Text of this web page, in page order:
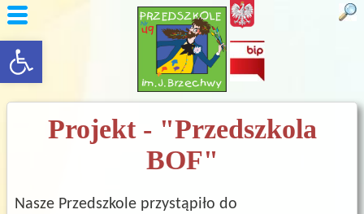
rozwiń/zwiń panel
Projekt - "Przedszkola
BOF"
Nasze Przedszkole przystąpiło do